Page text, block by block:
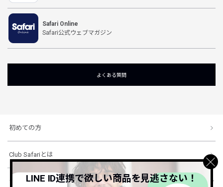
Safari Online
Safari公式ウェブマガジン
よくある質問
初めての方
Club Safariとは
ショッピングガイド
LINE ID連携で欲しい商品を見逃さない！